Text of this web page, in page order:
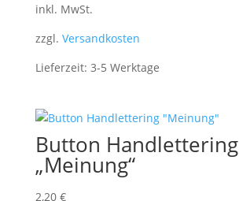
inkl. MwSt.
zzgl. Versandkosten
Lieferzeit: 3-5 Werktage
Button Handlettering
„Meinung“
2,20 €